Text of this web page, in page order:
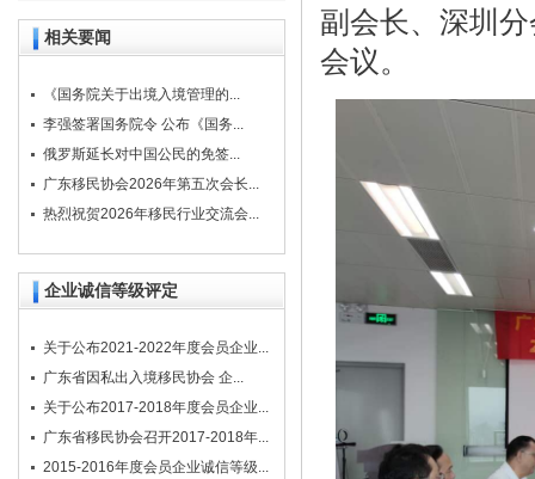
相关要闻
《国务院关于出境入境管理的...
李强签署国务院令 公布《国务...
俄罗斯延长对中国公民的免签...
广东移民协会2026年第五次会长...
热烈祝贺2026年移民行业交流会...
企业诚信等级评定
关于公布2021-2022年度会员企业...
广东省因私出入境移民协会 企...
关于公布2017-2018年度会员企业...
广东省移民协会召开2017-2018年...
2015-2016年度会员企业诚信等级...
副会长、深圳
会议。